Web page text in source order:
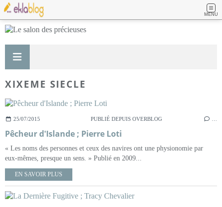
MENU
XIXEME SIECLE
25/07/2015 PUBLIÉ DEPUIS OVERBLOG
Pêcheur d'Islande ; Pierre Loti
« Les noms des personnes et ceux des navires ont une physionomie par
eux-mêmes, presque un sens. » Publié en 2009...
EN SAVOIR PLUS